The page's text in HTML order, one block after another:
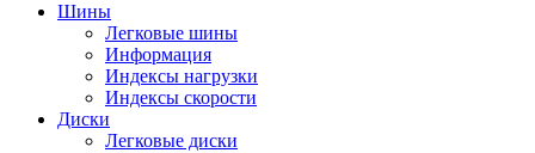
Шины
Легковые шины
Информация
Индексы нагрузки
Индексы скорости
Диски
Легковые диски